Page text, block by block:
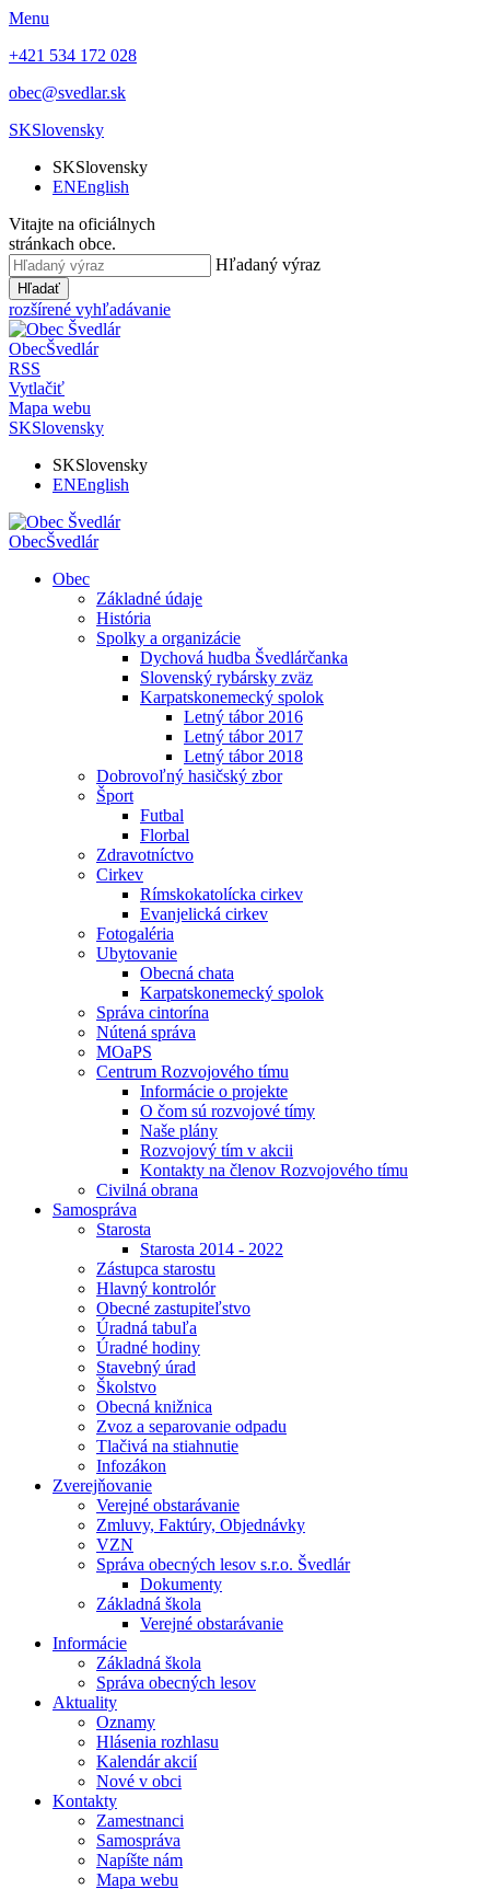
Menu
+421 534 172 028
obec@svedlar.sk
SKSlovensky
SKSlovensky
ENEnglish
Vitajte na oficiálnych
stránkach obce.
Hľadaný výraz
Hľadať
rozšírené vyhľadávanie
ObecŠvedlár
RSS
Vytlačiť
Mapa webu
SKSlovensky
SKSlovensky
ENEnglish
ObecŠvedlár
Obec
Základné údaje
História
Spolky a organizácie
Dychová hudba Švedlárčanka
Slovenský rybársky zväz
Karpatskonemecký spolok
Letný tábor 2016
Letný tábor 2017
Letný tábor 2018
Dobrovoľný hasičský zbor
Šport
Futbal
Florbal
Zdravotníctvo
Cirkev
Rímskokatolícka cirkev
Evanjelická cirkev
Fotogaléria
Ubytovanie
Obecná chata
Karpatskonemecký spolok
Správa cintorína
Nútená správa
MOaPS
Centrum Rozvojového tímu
Informácie o projekte
O čom sú rozvojové tímy
Naše plány
Rozvojový tím v akcii
Kontakty na členov Rozvojového tímu
Civilná obrana
Samospráva
Starosta
Starosta 2014 - 2022
Zástupca starostu
Hlavný kontrolór
Obecné zastupiteľstvo
Úradná tabuľa
Úradné hodiny
Stavebný úrad
Školstvo
Obecná knižnica
Zvoz a separovanie odpadu
Tlačivá na stiahnutie
Infozákon
Zverejňovanie
Verejné obstarávanie
Zmluvy, Faktúry, Objednávky
VZN
Správa obecných lesov s.r.o. Švedlár
Dokumenty
Základná škola
Verejné obstarávanie
Informácie
Základná škola
Správa obecných lesov
Aktuality
Oznamy
Hlásenia rozhlasu
Kalendár akcií
Nové v obci
Kontakty
Zamestnanci
Samospráva
Napíšte nám
Mapa webu